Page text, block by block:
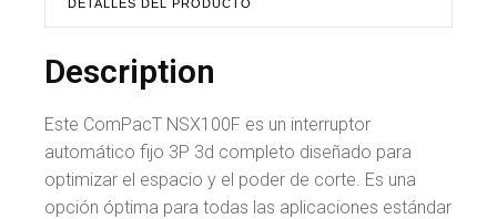
DETALLES DEL PRODUCTO
Description
Este ComPacT NSX100F es un interruptor
automático fijo 3P 3d completo diseñado para
optimizar el espacio y el poder de corte. Es una
opción óptima para todas las aplicaciones estándar